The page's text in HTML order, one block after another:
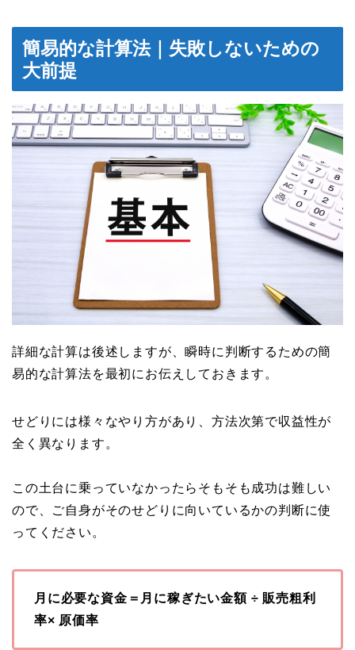
簡易的な計算法｜失敗しないための
大前提
詳細な計算は後述しますが、瞬時に判断するための簡
易的な計算法を最初にお伝えしておきます。
せどりには様々なやり方があり、方法次第で収益性が
全く異なります。
この土台に乗っていなかったらそもそも成功は難しい
ので、ご自身がそのせどりに向いているかの判断に使
ってください。
月に必要な資金＝月に稼ぎたい金額 ÷ 販売粗利
率× 原価率